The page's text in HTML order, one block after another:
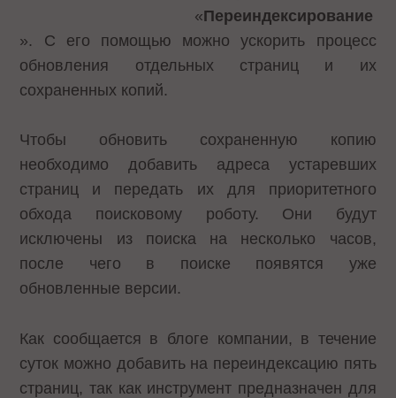
«Переиндексирование
». С его помощью можно ускорить процесс
обновления отдельных страниц и их
сохраненных копий.
Чтобы обновить сохраненную копию
необходимо добавить адреса устаревших
страниц и передать их для приоритетного
обхода поисковому роботу. Они будут
исключены из поиска на несколько часов,
после чего в поиске появятся уже
обновленные версии.
Как сообщается в блоге компании, в течение
суток можно добавить на переиндексацию пять
страниц, так как инструмент предназначен для